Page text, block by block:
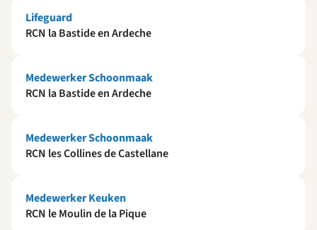
Lifeguard
RCN la Bastide en Ardeche
Medewerker Schoonmaak
RCN la Bastide en Ardeche
Medewerker Schoonmaak
RCN les Collines de Castellane
Medewerker Keuken
RCN le Moulin de la Pique